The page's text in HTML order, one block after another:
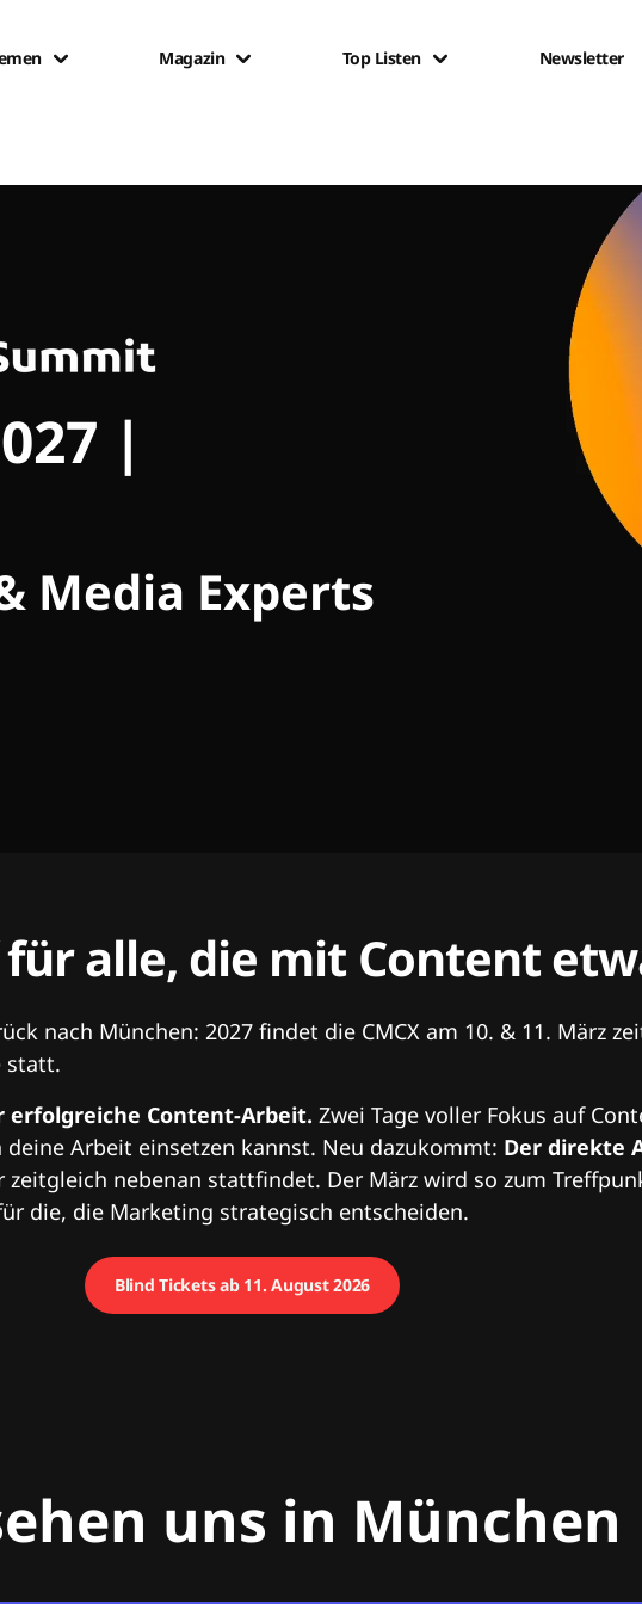
Magazin Top Listen Newsletter
|
Media Experts
alle, die mit Content
nach München: 2027 findet die CMCX am 10. & 11. März
statt.
erfolgreiche Content-Arbeit. Zwei Tage voller Fokus auf
Arbeit einsetzen kannst. Neu dazukommt: Der direkte
zeitgleich nebenan stattfindet. Der März wird so zum
die, die Marketing strategisch entscheiden.
Blind Tickets ab 11. August 2026
uns in München